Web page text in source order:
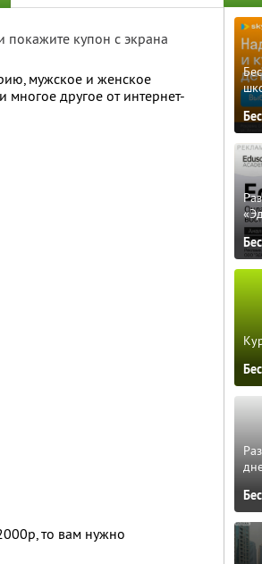
покажите купон с экрана
мужское и женское
многое другое от интернет-
то вам нужно